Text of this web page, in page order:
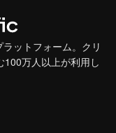
ットフォーム。クリ
100万人以上が利用し